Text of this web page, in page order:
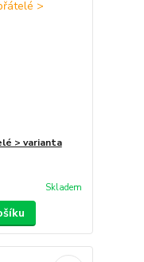
> varianta
Skladem